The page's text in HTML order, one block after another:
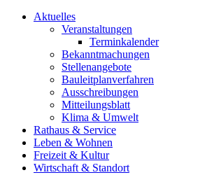
Aktuelles
Veranstaltungen
Terminkalender
Bekanntmachungen
Stellenangebote
Bauleitplanverfahren
Ausschreibungen
Mitteilungsblatt
Klima & Umwelt
Rathaus & Service
Leben & Wohnen
Freizeit & Kultur
Wirtschaft & Standort